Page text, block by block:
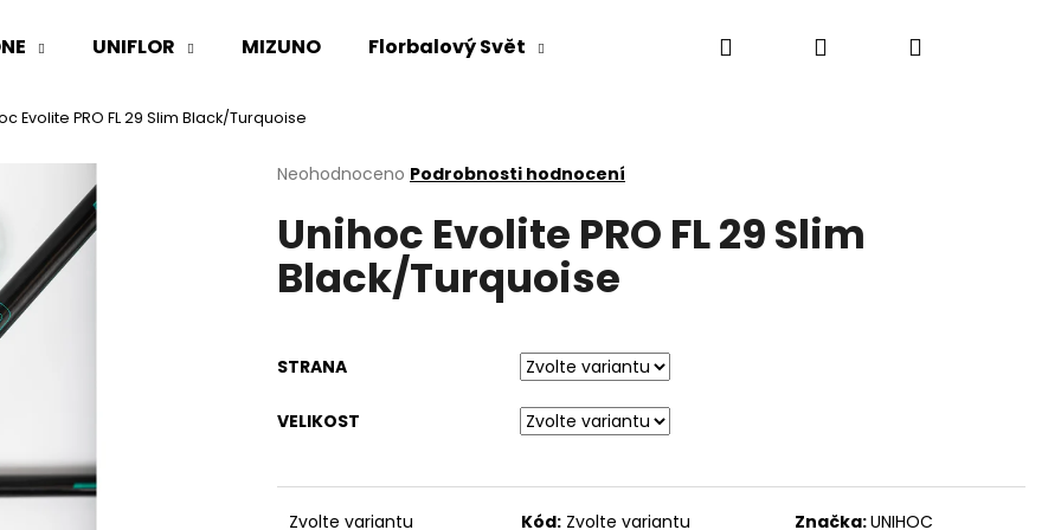
UNIFLOR MIZUNO Florbalový Svět Hledat PřihlášeníNákupní
Evolite PRO FL 29 Slim Black/Turquoise
Průměrné
produktu
je
0,0
Neohodnoceno Podrobnosti hodnocení
Unihoc Evolite PRO FL 29 Slim
Black/Turquoise
STRANA
VELIKOST
Zvolte variantu Kód: Zvolte variantu Značka:UNIHOC
Co potřebujete najít?
HLEDAT